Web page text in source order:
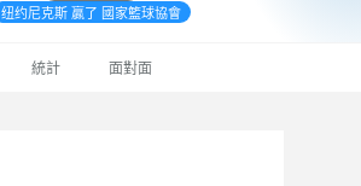
纽约尼克斯 贏了 國家籃球協會
統計 面對面